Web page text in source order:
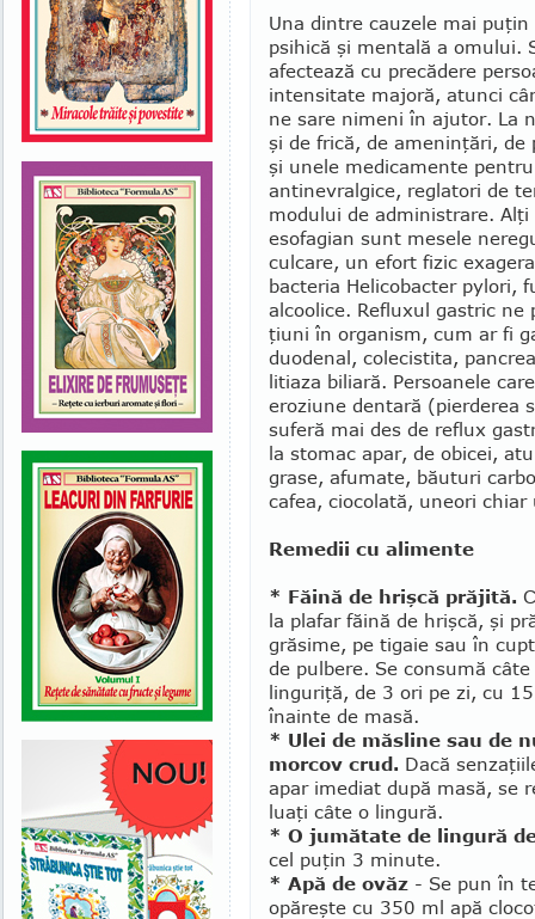
Una dintre cauzele mai
psihică şi mentală a omului.
afectează cu precădere
intensitate majoră, atunci
ne sare nimeni în ajutor. La
şi de frică, de ameninţări, de
şi unele medicamente
antinevralgice, reglatori de
modului de adminis­trare.
esofagian sunt mesele
culcare, un efort fizic
bacteria Helicobacter pylori,
alcoolice. Reflu­xul gastric
ţiuni în organism, cum ar fi
duodenal, colecistita,
litiaza biliară. Persoanele
eroziune dentară (pierderea
suferă mai des de reflux
la stomac apar, de obicei,
grase, afumate, băuturi
cafea, ciocolată, uneori
Remedii cu alimente
* Făină de hrişcă prăjită.
la plafar făină de hrişcă, şi
grăsime, pe tigaie sau în
de pulbere. Se con­sumă
linguriţă, de 3 ori pe zi, cu
înainte de masă.
* Ulei de măsline sau de
morcov crud. Dacă
apar imediat după masă, se
luaţi câte o lingură.
* O jumătate de lingură
cel puţin 3 minute.
* Apă de ovăz - Se pun în
opăreşte cu 350 ml apă